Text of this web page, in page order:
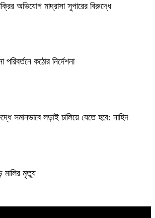
অভিযোগ মাদ্রাসা সুপারের বিরুদ্ধে
পরিবর্তনে কঠোর নির্দেশনা
সমানভাবে লড়াই চালিয়ে যেতে হবে: নাহিদ
মালির মৃত্যু